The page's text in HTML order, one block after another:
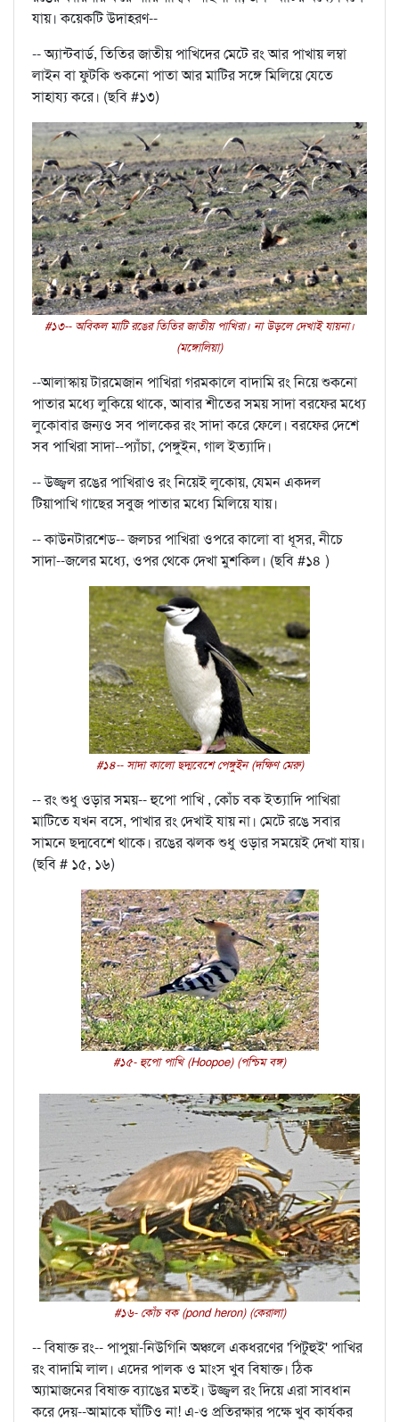
যায়। কয়েকটি উদাহরণ--
-- অ্যান্টবার্ড, তিতির জাতীয় পাখিদের মেটে রং আর পাখায় লম্বা
লাইন বা ফুটকি শুকনো পাতা আর মাটির সঙ্গে মিলিয়ে যেতে
সাহায্য করে। (ছবি #১৩)
#১৩-- অবিকল মাটি রঙের তিতির জাতীয় পাখিরা। না উড়লে দেখাই যায়না।
(মঙ্গোলিয়া)
--আলাস্কায় টারমেজান পাখিরা গরমকালে বাদামি রং নিয়ে শুকনো
পাতার মধ্যে লুকিয়ে থাকে, আবার শীতের সময় সাদা বরফের মধ্যে
লুকোবার জন্যও সব পালকের রং সাদা করে ফেলে। বরফের দেশে
সব পাখিরা সাদা--প্যাঁচা, পেঙ্গুইন, গাল ইত্যাদি।
-- উজ্জ্বল রঙের পাখিরাও রং নিয়েই লুকোয়, যেমন একদল
টিয়াপাখি গাছের সবুজ পাতার মধ্যে মিলিয়ে যায়।
-- কাউনটারশেড-- জলচর পাখিরা ওপরে কালো বা ধূসর, নীচে
সাদা--জলের মধ্যে, ওপর থেকে দেখা মুশকিল। (ছবি #১৪ )
#১৪-- সাদা কালো ছদ্মবেশে পেঙ্গুইন (দক্ষিণ মেরু)
-- রং শুধু ওড়ার সময়-- হুপো পাখি , কোঁচ বক ইত্যাদি পাখিরা
মাটিতে যখন বসে, পাখার রং দেখাই যায় না। মেটে রঙে সবার
সামনে ছদ্মবেশে থাকে। রঙের ঝলক শুধু ওড়ার সময়েই দেখা যায়।
(ছবি # ১৫, ১৬)
#১৫- হুপো পাখি (Hoopoe) (পশ্চিম বঙ্গ)
#১৬- কোঁচ বক (pond heron) (কেরালা)
-- বিষাক্ত রং-- পাপুয়া-নিউগিনি অঞ্চলে একধরণের 'পিটুহুই' পাখির
রং বাদামি লাল। এদের পালক ও মাংস খুব বিষাক্ত। ঠিক
অ্যামাজনের বিষাক্ত ব্যাঙের মতই। উজ্জ্বল রং দিয়ে এরা সাবধান
করে দেয়--আমাকে ঘাঁটিও না! এ-ও প্রতিরক্ষার পক্ষে খুব কার্যকর